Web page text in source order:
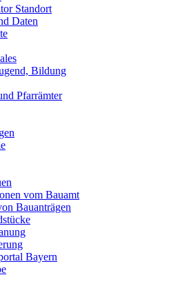
Standort
Daten
Bildung
Pfarrämter
vom Bauamt
Bauanträgen
Bayern